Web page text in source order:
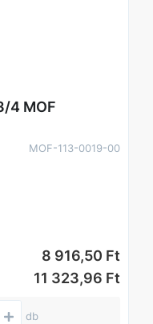
4 MOF
MOF-113-0019-00
8 916,50 Ft
11 323,96 Ft
db